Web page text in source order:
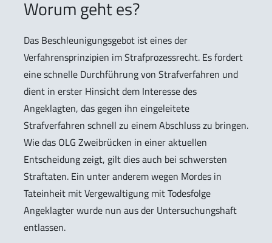
Worum geht es?
Das Beschleunigungsgebot ist eines der
Verfahrensprinzipien im Strafprozessrecht. Es fordert
eine schnelle Durchführung von Strafverfahren und
dient in erster Hinsicht dem Interesse des
Angeklagten, das gegen ihn eingeleitete
Strafverfahren schnell zu einem Abschluss zu bringen.
Wie das OLG Zweibrücken in einer aktuellen
Entscheidung zeigt, gilt dies auch bei schwersten
Straftaten. Ein unter anderem wegen Mordes in
Tateinheit mit Vergewaltigung mit Todesfolge
Angeklagter wurde nun aus der Untersuchungshaft
entlassen.